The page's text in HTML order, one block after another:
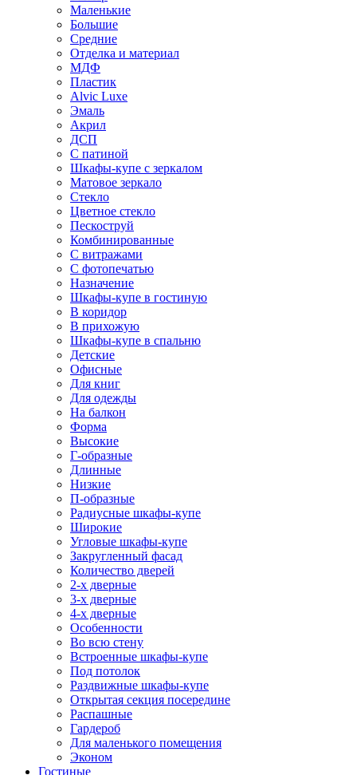
Маленькие
Большие
Средние
Отделка и материал
МДФ
Пластик
Alvic Luxe
Эмаль
Акрил
ДСП
С патиной
Шкафы-купе с зеркалом
Матовое зеркало
Стекло
Цветное стекло
Пескоструй
Комбинированные
С витражами
С фотопечатью
Назначение
Шкафы-купе в гостиную
В коридор
В прихожую
Шкафы-купе в спальню
Детские
Офисные
Для книг
Для одежды
На балкон
Форма
Высокие
Г-образные
Длинные
Низкие
П-образные
Радиусные шкафы-купе
Широкие
Угловые шкафы-купе
Закругленный фасад
Количество дверей
2-х дверные
3-х дверные
4-х дверные
Особенности
Во всю стену
Встроенные шкафы-купе
Под потолок
Раздвижные шкафы-купе
Открытая секция посередине
Распашные
Гардероб
Для маленького помещения
Эконом
Гостиные